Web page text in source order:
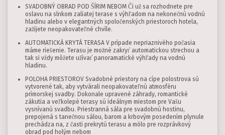
SVADOBNÝ OBRAD POD ŠÍRIM NEBOM Či už sa rozhodnete pre
oslavu na slnkom zaliatej terase s výhľadom na nekonečnú vodnú
hladinu alebo v elegantných spoločenských priestoroch hotela,
zažijete neopakovateľné chvíle.
AUTOMATICKÁ KRYTÁ TERASA V prípade nepriaznivého počasia
máme riešenie. Terasu je možné zakryť automatickou strechou a
tak si vždy môžete užívať panoramatické výhľady na vodnú
hladinu.
POLOHA PRIESTOROV Svadobné priestory na cípe polostrova sú
vytvorené tak, aby vytvárali neopakovateľnú atmosféru
prímorskej svadby. Dokonale upravené záhrady, romantické
zákutia a veľkolepé terasy sú ideálnym miestom pre Vašu
vysnívanú svadbu. Priestranná sála pre svadobnú hostinu,
prepojená s tanečnou sálou, barom a krbovým posedením plynule
prechádza na, z časti prekrytú terasu a mólo pre rozprávkový
obrad pod holým nebom